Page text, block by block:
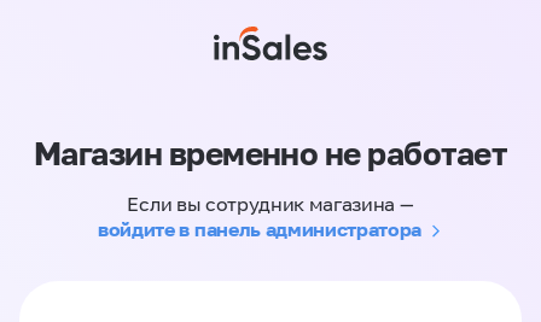
Магазин временно не работает
Если вы сотрудник магазина —
войдите в панель администратора